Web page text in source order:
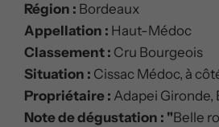
Région : Bordeaux
Appellation : Haut-Médoc
Classement : Cru Bourgeois
Situation : Cissac Médoc, à
Propriétaire : Adapei Gironde,
Note de dégustation : "Belle